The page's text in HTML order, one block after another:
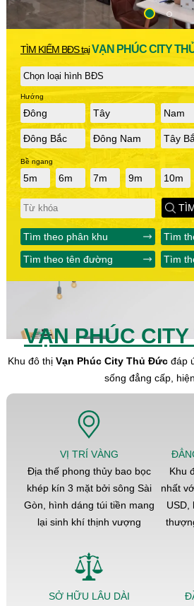
TÌM KIẾM BĐS tạiVẠN PHÚC CITY
Hướng
Đông Tây Nam
Đông Bắc Đông Nam Tây
Bề ngang
5m 6m 7m 9m 10m
Tìm theo phân khu
Tìm
Tìm theo tên đường
Tìm
VẠN PHÚC
Khu đô thị Vạn Phúc City Thủ Đứcđáp
sống đẳng cấp,
VỊ TRÍ VÀNG
Địa thế phong thủy bao bọc
khép kín 3 mặt bởi sông Sài
Gòn, hình dáng túi tiền mang
lại sinh khí thịnh vượng
Khu
nhất
USD,
SỞ HỮU LÂU DÀI